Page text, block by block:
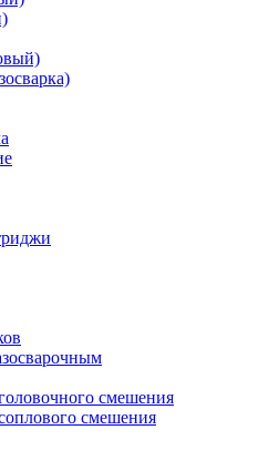
смешения
смешения